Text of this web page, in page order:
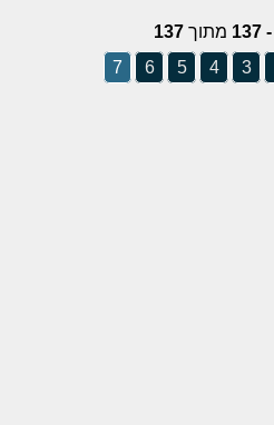
מתוך 137
3
4
5
6
7